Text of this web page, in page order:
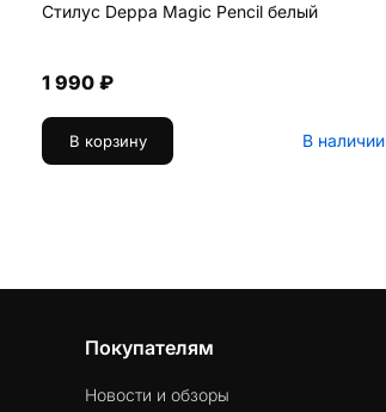
Стилус Deppa Magic Pencil белый
1 990 ₽
В корзину В наличии
Покупателям
Новости и обзоры